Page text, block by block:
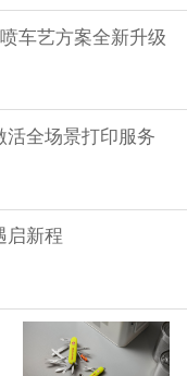
车艺方案全新升级
活全场景打印服务
启新程